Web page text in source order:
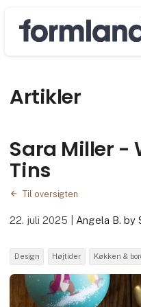
Artikler
Sara Miller -
Tins
Til oversigten
22. juli 2025 Angela B. by
Design Højtider Køkken &